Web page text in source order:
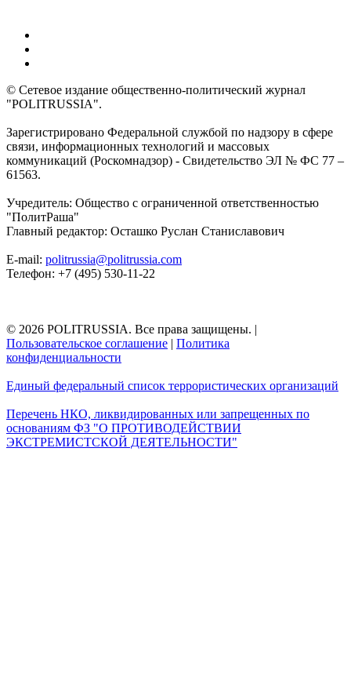
© Сетевое издание общественно-политический журнал
"POLITRUSSIA".
Зарегистрировано Федеральной службой по надзору в сфере
связи, информационных технологий и массовых
коммуникаций (Роскомнадзор) - Свидетельство ЭЛ № ФС 77 –
61563.
Учредитель: Общество с ограниченной ответственностью
"ПолитРаша"
Главный редактор: Осташко Руслан Станиславович
E-mail: politrussia@politrussia.com
Телефон: +7 (495) 530-11-22
© 2026 POLITRUSSIA. Все права защищены. |
Пользовательское соглашение | Политика
конфиденциальности
Единый федеральный список террористических организаций
Перечень НКО, ликвидированных или запрещенных по
основаниям ФЗ "О ПРОТИВОДЕЙСТВИИ
ЭКСТРЕМИСТСКОЙ ДЕЯТЕЛЬНОСТИ"